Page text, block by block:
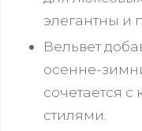
элегантны и
Вельвет
осенне-
сочетается
стилями.